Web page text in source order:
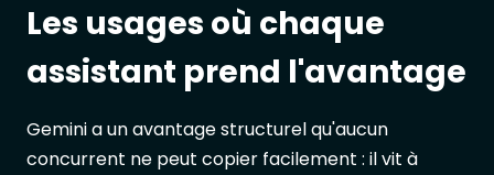
Les usages où chaque
assistant prend l'avantage
Gemini a un avantage structurel qu'aucun
concurrent ne peut copier facilement : il vit à